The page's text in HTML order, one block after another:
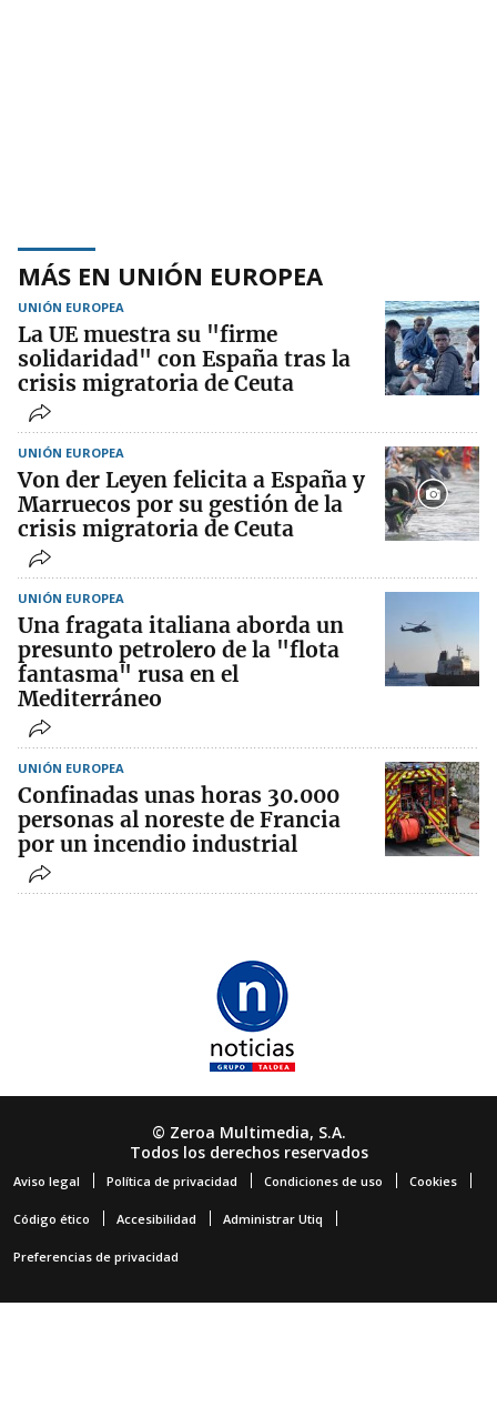
MÁS EN UNIÓN EUROPEA
UNIÓN EUROPEA
La UE muestra su "firme
solidaridad" con España tras la
crisis migratoria de Ceuta
UNIÓN EUROPEA
Von der Leyen felicita a España y
Marruecos por su gestión de la
crisis migratoria de Ceuta
UNIÓN EUROPEA
Una fragata italiana aborda un
presunto petrolero de la "flota
fantasma" rusa en el
Mediterráneo
UNIÓN EUROPEA
Confinadas unas horas 30.000
personas al noreste de Francia
por un incendio industrial
© Zeroa Multimedia, S.A.
Todos los derechos reservados
Aviso legal Política de privacidad Condiciones de uso Cookies
Código ético Accesibilidad Administrar Utiq
Preferencias de privacidad